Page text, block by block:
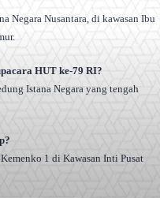
Negara Nusantara, di kawasan Ibu
HUT ke-79 RI?
Istana Negara yang tengah
1 di Kawasan Inti Pusat